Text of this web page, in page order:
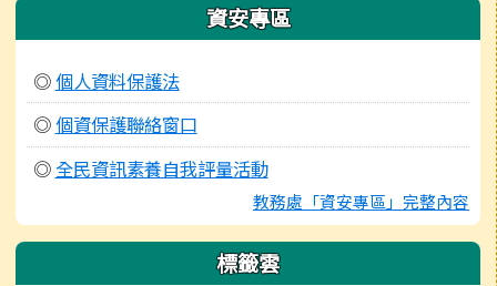
資安專區
◎個人資料保護法
◎個資保護聯絡窗口
◎全民資訊素養自我評量活動
教務處「資安專區」完整內容
標籤雲